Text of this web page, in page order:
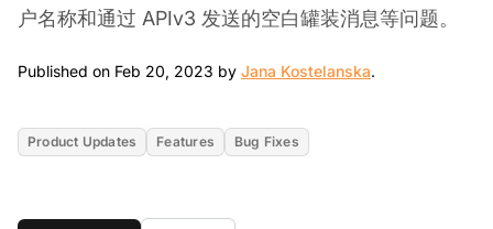
户名称和通过 APIv3 发送的空白罐装消息等问题。
Published on Feb 20, 2023 by Jana Kostelanska.
Product Updates Features Bug Fixes